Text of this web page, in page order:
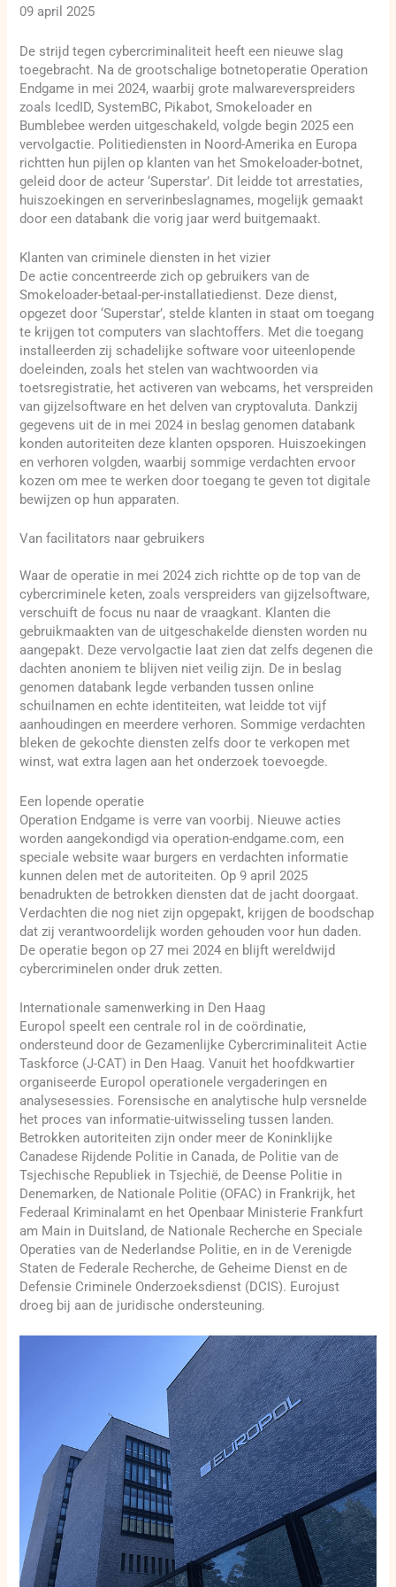
09 april 2025
De strijd tegen cybercriminaliteit heeft een nieuwe slag
toegebracht. Na de grootschalige botnetoperatie Operation
Endgame in mei 2024, waarbij grote malwareverspreiders
zoals IcedID, SystemBC, Pikabot, Smokeloader en
Bumblebee werden uitgeschakeld, volgde begin 2025 een
vervolgactie. Politiediensten in Noord-Amerika en Europa
richtten hun pijlen op klanten van het Smokeloader-botnet,
geleid door de acteur ‘Superstar’. Dit leidde tot arrestaties,
huiszoekingen en serverinbeslagnames, mogelijk gemaakt
door een databank die vorig jaar werd buitgemaakt.
Klanten van criminele diensten in het vizier
De actie concentreerde zich op gebruikers van de
Smokeloader-betaal-per-installatiedienst. Deze dienst,
opgezet door ‘Superstar’, stelde klanten in staat om toegang
te krijgen tot computers van slachtoffers. Met die toegang
installeerden zij schadelijke software voor uiteenlopende
doeleinden, zoals het stelen van wachtwoorden via
toetsregistratie, het activeren van webcams, het verspreiden
van gijzelsoftware en het delven van cryptovaluta. Dankzij
gegevens uit de in mei 2024 in beslag genomen databank
konden autoriteiten deze klanten opsporen. Huiszoekingen
en verhoren volgden, waarbij sommige verdachten ervoor
kozen om mee te werken door toegang te geven tot digitale
bewijzen op hun apparaten.
Van facilitators naar gebruikers
Waar de operatie in mei 2024 zich richtte op de top van de
cybercriminele keten, zoals verspreiders van gijzelsoftware,
verschuift de focus nu naar de vraagkant. Klanten die
gebruikmaakten van de uitgeschakelde diensten worden nu
aangepakt. Deze vervolgactie laat zien dat zelfs degenen die
dachten anoniem te blijven niet veilig zijn. De in beslag
genomen databank legde verbanden tussen online
schuilnamen en echte identiteiten, wat leidde tot vijf
aanhoudingen en meerdere verhoren. Sommige verdachten
bleken de gekochte diensten zelfs door te verkopen met
winst, wat extra lagen aan het onderzoek toevoegde.
Een lopende operatie
Operation Endgame is verre van voorbij. Nieuwe acties
worden aangekondigd via operation-endgame.com, een
speciale website waar burgers en verdachten informatie
kunnen delen met de autoriteiten. Op 9 april 2025
benadrukten de betrokken diensten dat de jacht doorgaat.
Verdachten die nog niet zijn opgepakt, krijgen de boodschap
dat zij verantwoordelijk worden gehouden voor hun daden.
De operatie begon op 27 mei 2024 en blijft wereldwijd
cybercriminelen onder druk zetten.
Internationale samenwerking in Den Haag
Europol speelt een centrale rol in de coördinatie,
ondersteund door de Gezamenlijke Cybercriminaliteit Actie
Taskforce (J-CAT) in Den Haag. Vanuit het hoofdkwartier
organiseerde Europol operationele vergaderingen en
analysesessies. Forensische en analytische hulp versnelde
het proces van informatie-uitwisseling tussen landen.
Betrokken autoriteiten zijn onder meer de Koninklijke
Canadese Rijdende Politie in Canada, de Politie van de
Tsjechische Republiek in Tsjechië, de Deense Politie in
Denemarken, de Nationale Politie (OFAC) in Frankrijk, het
Federaal Kriminalamt en het Openbaar Ministerie Frankfurt
am Main in Duitsland, de Nationale Recherche en Speciale
Operaties van de Nederlandse Politie, en in de Verenigde
Staten de Federale Recherche, de Geheime Dienst en de
Defensie Criminele Onderzoeksdienst (DCIS). Eurojust
droeg bij aan de juridische ondersteuning.